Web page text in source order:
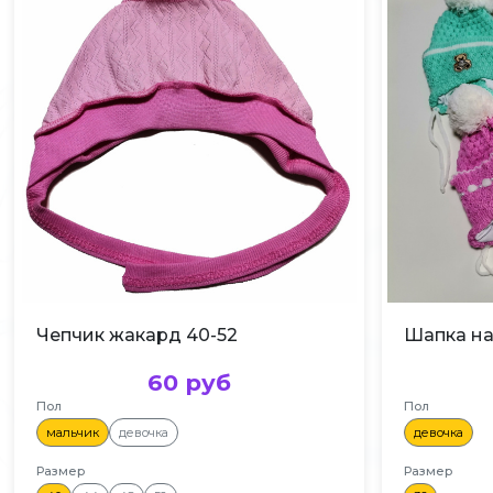
Чепчик жакард 40-52
60 руб
Пол
мальчик
девочка
Размер
Пол
девочка
Размер